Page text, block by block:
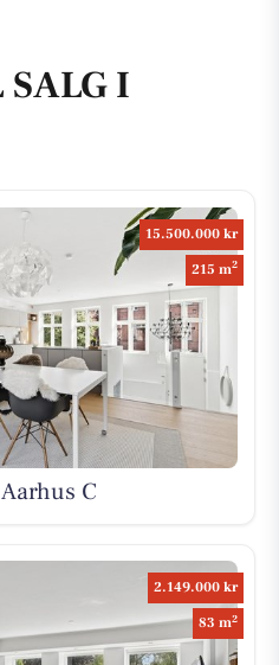
I
15.500.000 kr
215 m2
C
2.149.000 kr
83 m2